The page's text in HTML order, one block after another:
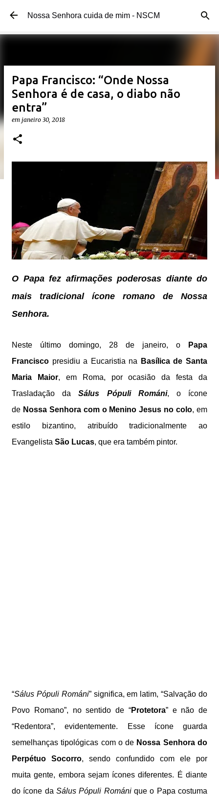
Pular para o conteúdo principal
Nossa Senhora cuida de mim - NSCM
Papa Francisco: “Onde Nossa
Senhora é de casa, o diabo não
entra”
em janeiro 30, 2018
O Papa fez afirmações poderosas diante do
mais tradicional ícone romano de Nossa
Senhora.
Neste último domingo, 28 de janeiro, o
Papa
Francisco presidiu a Eucaristia na
Basílica de Santa
Maria Maior, em Roma, por ocasião da festa da
Trasladação daSálus Pópuli Románi, o ícone
de Nossa Senhora com o Menino Jesus no colo, em
estilo bizantino, atribuído tradicionalmente ao
Evangelista São Lucas, que era também pintor.
“Sálus Pópuli Románi” significa, em latim, “Salvação do
Povo Romano”, no sentido de “Protetora” e não de
“Redentora”, evidentemente. Esse ícone guarda
semelhanças tipológicas com o de Nossa Senhora do
Perpétuo Socorro, sendo confundido com ele por
muita gente, embora sejam ícones diferentes. É diante
do ícone da Sálus Pópuli Románique o Papa costuma